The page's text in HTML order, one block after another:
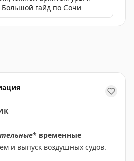
гайд по Сочи
* временные
и выпуск воздушных судов.